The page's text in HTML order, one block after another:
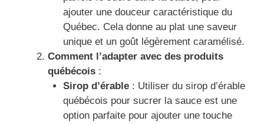
ajouter une douceur caractéristique du
Québec. Cela donne au plat une saveur
unique et un goût légèrement caramélisé.
Comment l’adapter avec des produits
québécois :
Sirop d’érable: Utiliser du sirop d’érable
québécois pour sucrer la sauce est une
option parfaite pour ajouter une touche